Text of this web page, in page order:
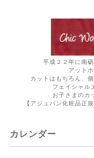
平成２２年に南
アット
カットはもちろん、
フェイシャル
お子さまのカ
【アジュバン化粧品正
カレンダー